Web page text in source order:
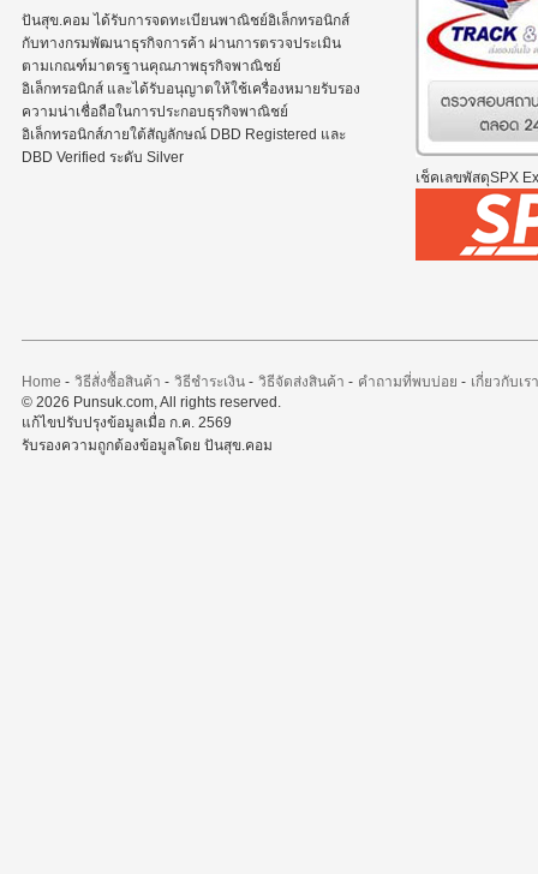
ปันสุข.คอม ได้รับการจดทะเบียนพาณิชย์อิเล็กทรอนิกส์
กับทางกรมพัฒนาธุรกิจการค้า ผ่านการตรวจประเมิน
ตามเกณฑ์มาตรฐานคุณภาพธุรกิจพาณิชย์
อิเล็กทรอนิกส์ และได้รับอนุญาตให้ใช้เครื่องหมายรับรอง
ความน่าเชื่อถือในการประกอบธุรกิจพาณิชย์
อิเล็กทรอนิกส์ภายใต้สัญลักษณ์ DBD Registered และ
DBD Verified ระดับ Silver
เช็คเลขพัสดุSPX
Home - วิธีสั่งซื้อสินค้า - วิธีชำระเงิน- วิธีจัดส่งสินค้า - คำถามที่พบบ่อย - เกี่ยวกับเรา
© 2026 Punsuk.com, All rights reserved.
แก้ไขปรับปรุงข้อมูลเมื่อ ก.ค. 2569
รับรองความถูกต้องข้อมูลโดย ปันสุข.คอม